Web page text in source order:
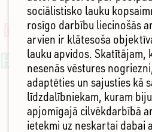
sociālistisko lauku
rosīgo darbību liecinošās
arvien ir klātesoša
lauku apvidos. Skatītājam,
nesenās vēstures
adaptēties un sajusties kā
līdzdalībniekam, kuram
apjomīgajā cilvēkdarbībā
ietekmi uz neskartai dabai